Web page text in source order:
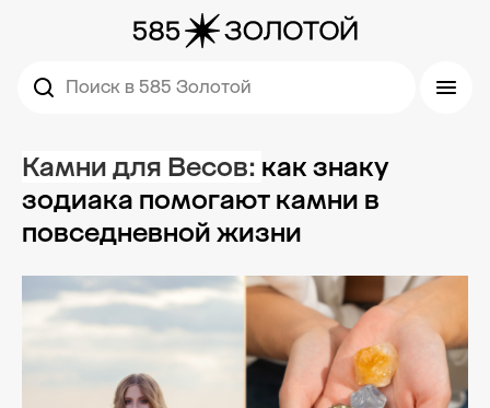
Поиск в 585 Золотой
Камни для Весов: как знаку
зодиака помогают камни в
повседневной жизни